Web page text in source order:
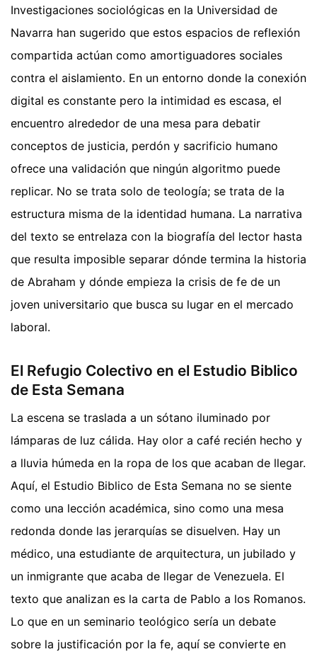
Investigaciones sociológicas en la Universidad de
Navarra han sugerido que estos espacios de reflexión
compartida actúan como amortiguadores sociales
contra el aislamiento. En un entorno donde la conexión
digital es constante pero la intimidad es escasa, el
encuentro alrededor de una mesa para debatir
conceptos de justicia, perdón y sacrificio humano
ofrece una validación que ningún algoritmo puede
replicar. No se trata solo de teología; se trata de la
estructura misma de la identidad humana. La narrativa
del texto se entrelaza con la biografía del lector hasta
que resulta imposible separar dónde termina la historia
de Abraham y dónde empieza la crisis de fe de un
joven universitario que busca su lugar en el mercado
laboral.
El Refugio Colectivo en el Estudio Biblico
de Esta Semana
La escena se traslada a un sótano iluminado por
lámparas de luz cálida. Hay olor a café recién hecho y
a lluvia húmeda en la ropa de los que acaban de llegar.
Aquí, el Estudio Biblico de Esta Semana no se siente
como una lección académica, sino como una mesa
redonda donde las jerarquías se disuelven. Hay un
médico, una estudiante de arquitectura, un jubilado y
un inmigrante que acaba de llegar de Venezuela. El
texto que analizan es la carta de Pablo a los Romanos.
Lo que en un seminario teológico sería un debate
sobre la justificación por la fe, aquí se convierte en